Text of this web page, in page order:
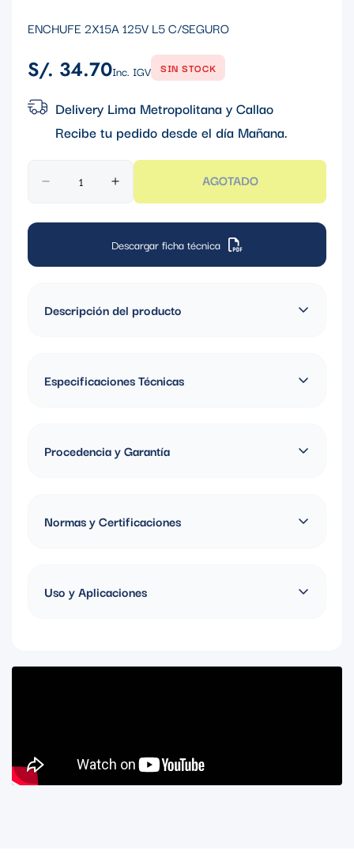
ENCHUFE 2X15A 125V L5 C/SEGURO
Precio
S/. 34.70Inc. IGV SIN STOCK
Delivery Lima Metropolitana y Callao
Recibe tu pedido desde el día Mañana.
AGOTADO
Descargar ficha técnica
Descripción del producto
Especificaciones Técnicas
Material: Nylon
Procedencia y Garantía
Normas y Certificaciones
Uso y Aplicaciones